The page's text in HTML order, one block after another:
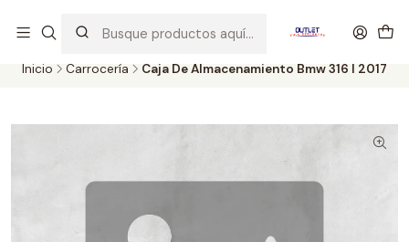
probados con altos estándares de calidad.
Inicio Carrocería Caja De Almacenamiento Bmw 316 I 2017